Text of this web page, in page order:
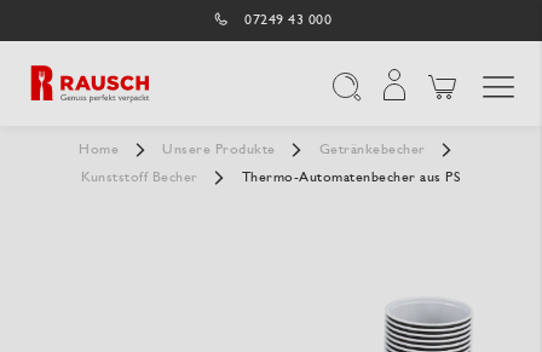
07249 43 000
Home Unsere Produkte
Getränkebecher
Kunststoff Becher
Thermo-Automatenbecher aus PS